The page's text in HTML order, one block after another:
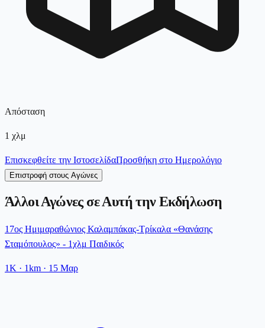
Απόσταση
1 χλμ
Επισκεφθείτε την ΙστοσελίδαΠροσθήκη στο Ημερολόγιο
Επιστροφή στους Αγώνες
Άλλοι Αγώνες σε Αυτή την Εκδήλωση
17ος Ημιμαραθώνιος Καλαμπάκας-Τρίκαλα «Θανάσης
Σταμόπουλος» - 1χλμ Παιδικός
1K · 1km · 15 Μαρ